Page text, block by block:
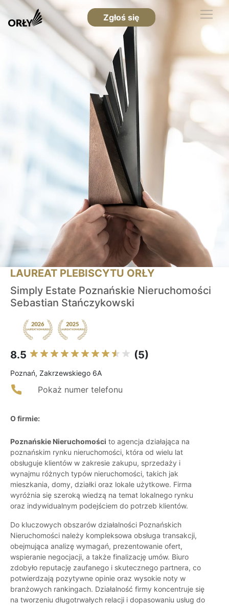
Zgłoś się
LAUREAT PLEBISCYTU ORŁY
Simply Estate Poznańskie Nieruchomości
Sebastian Stańczykowski
8.5 (5)
Poznań, Zakrzewskiego 6A
Pokaż numer telefonu
O firmie:
Poznańskie Nieruchomości to agencja działająca na
poznańskim rynku nieruchomości, która od wielu lat
obsługuje klientów w zakresie zakupu, sprzedaży i
wynajmu różnych typów nieruchomości, takich jak
mieszkania, domy, działki oraz lokale użytkowe. Firma
wyróżnia się szeroką wiedzą na temat lokalnego rynku
oraz indywidualnym podejściem do potrzeb klientów.
Do kluczowych obszarów działalności Poznańskich
Nieruchomości należy kompleksowa obsługa transakcji,
obejmująca analizę wymagań, prezentowanie ofert,
wspieranie negocjacji, a także finalizację umów. Biuro
zdobyło reputację zaufanego i skutecznego partnera, co
potwierdzają pozytywne opinie oraz wysokie noty w
branżowych rankingach. Działalność firmy koncentruje się
na tworzeniu długotrwałych relacji i dopasowaniu usług do